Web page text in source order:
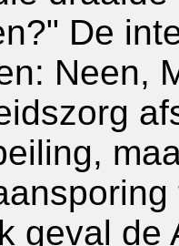
De
Neen,
geval de